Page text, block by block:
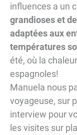
influences a un
grandioses et
adaptées aux
températures
été, où la
espagnoles!
Manuela nous
voyageuse, sur
interview pour
les visites sur